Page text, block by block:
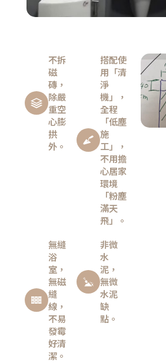
不拆
磁
磚，
除嚴
重空
心膨
拱
外。
搭配使
用「清
淨
機」，
全程
「低塵
施
工」，
不用擔
心居家
環境
「粉塵
滿天
飛」。
無縫
浴
室，
無磁
縫
線，
不易
發霉
好清
潔。
非微
水
泥，
無微
水泥
缺
點。